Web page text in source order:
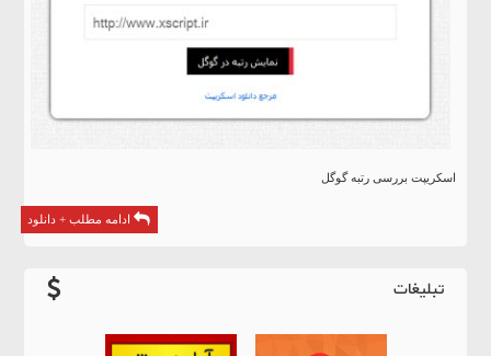
اسکریپت بررسی رتبه گوگل
ادامه مطلب + دانلود
تبلیغات